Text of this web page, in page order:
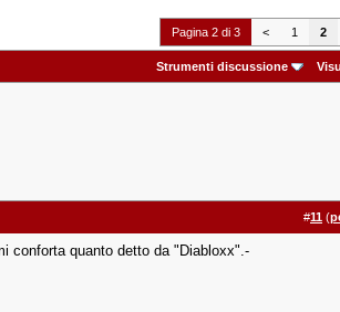
Pagina 2 di 3 < 1 2
Strumenti discussione
#11 (
conforta quanto detto da "Diabloxx".-